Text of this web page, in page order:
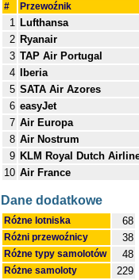
# Przewoźnik
1 Lufthansa
2 Ryanair
3 TAP Air Portugal
4
Iberia
5 SATA Air Azores
6 easyJet
7 Air Europa
8 Air Nostrum
9 KLM Royal Dutch
10 Air France
Dane dodatkowe
Różne lotniska 68
Różni przewoźnicy 38
Różne typy samolotów 48
Różne samoloty 229